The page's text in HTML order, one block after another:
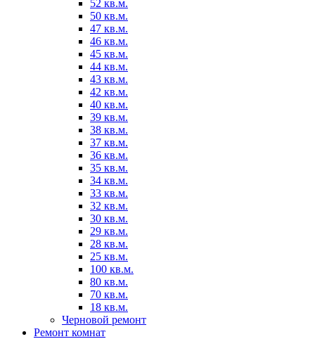
52 кв.м.
50 кв.м.
47 кв.м.
46 кв.м.
45 кв.м.
44 кв.м.
43 кв.м.
42 кв.м.
40 кв.м.
39 кв.м.
38 кв.м.
37 кв.м.
36 кв.м.
35 кв.м.
34 кв.м.
33 кв.м.
32 кв.м.
30 кв.м.
29 кв.м.
28 кв.м.
25 кв.м.
100 кв.м.
80 кв.м.
70 кв.м.
18 кв.м.
Черновой ремонт
Ремонт комнат